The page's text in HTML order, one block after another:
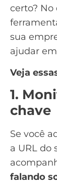
certo? No
sua
ajudar
Veja
1.
chave
Se você
a URL do
falando